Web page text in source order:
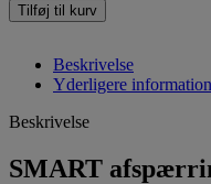
Tilføj til kurv
Beskrivelse
Yderligere information
Beskrivelse
SMART